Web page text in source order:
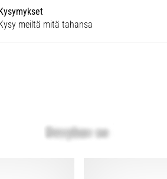
meiltä mitä tahansa